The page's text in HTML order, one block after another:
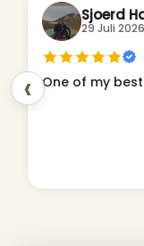
‹
Sjoerd
29 Juli 2026
One of my